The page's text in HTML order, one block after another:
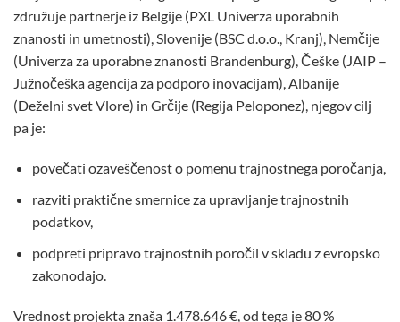
združuje partnerje iz Belgije (PXL Univerza uporabnih
znanosti in umetnosti), Slovenije (BSC d.o.o., Kranj), Nemčije
(Univerza za uporabne znanosti Brandenburg), Češke (JAIP –
Južnočeška agencija za podporo inovacijam), Albanije
(Deželni svet Vlore) in Grčije (Regija Peloponez), njegov cilj
pa je:
povečati ozaveščenost o pomenu trajnostnega poročanja,
razviti praktične smernice za upravljanje trajnostnih
podatkov,
podpreti pripravo trajnostnih poročil v skladu z evropsko
zakonodajo.
Vrednost projekta znaša 1.478.646 €, od tega je 80 %